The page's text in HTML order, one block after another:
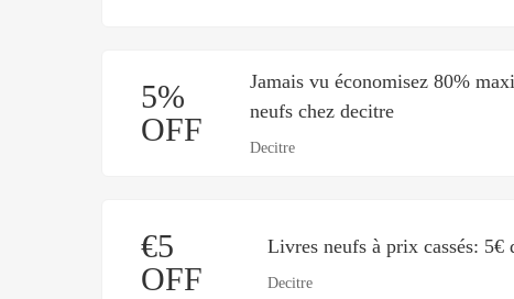
5%
OFF
Jamais vu économisez 80%
neufs chez decitre
Decitre
€5
OFF
Livres neufs à prix cassés: 5€
Decitre